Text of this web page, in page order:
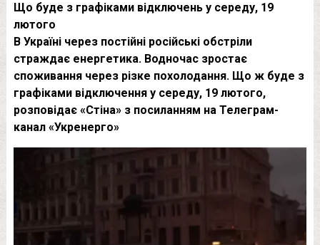
Що буде з графіками відключень у середу, 19
лютого
В Україні через постійні російські обстріли
страждає енергетика. Водночас зростає
споживання через різке похолодання. Що ж буде з
графіками відключення у середу, 19 лютого,
розповідає «Стіна» з посиланням на Телеграм-
канал «Укренерго»